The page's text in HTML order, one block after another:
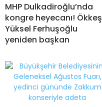
MHP Dulkadiroğlu’nda
kongre heyecanı! Ökkeş
Yüksel Ferhuşoğlu
yeniden başkan